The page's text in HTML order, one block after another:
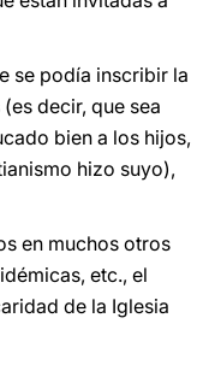
se podía inscribir la
decir, que sea
bien a los hijos,
hizo suyo),
en muchos otros
etc., el
de la Iglesia